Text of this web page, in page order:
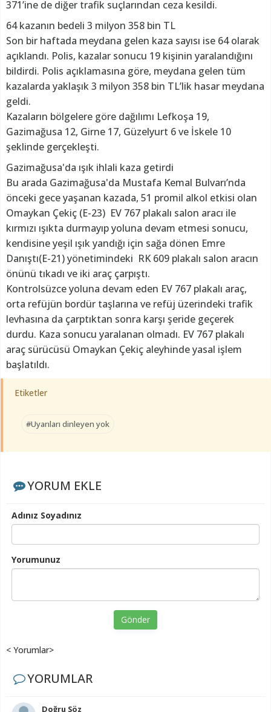
371’ine de diğer trafik suçlarından ceza kesildi.
64 kazanın bedeli 3 milyon 358 bin TL
Son bir haftada meydana gelen kaza sayısı ise 64 olarak
açıklandı. Polis, kazalar sonucu 19 kişinin yaralandığını
bildirdi. Polis açıklamasına göre, meydana gelen tüm
kazalarda yaklaşık 3 milyon 358 bin TL’lik hasar meydana
geldi.
Kazaların bölgelere göre dağılımı Lefkoşa 19,
Gazimağusa 12, Girne 17, Güzelyurt 6 ve İskele 10
şeklinde gerçekleşti.
Gazimağusa'da ışık ihlali kaza getirdi
Bu arada Gazimağusa'da Mustafa Kemal Bulvarı’nda
önceki gece yaşanan kazada, 51 promil alkol etkisi olan
Omaykan Çekiç (E-23) EV 767 plakalı salon aracı ile
kırmızı ışıkta durmayıp yoluna devam etmesi sonucu,
kendisine yeşil ışık yandığı için sağa dönen Emre
Danıştı(E-21) yönetimindeki RK 609 plakalı salon aracın
önünü tıkadı ve iki araç çarpıştı.
Kontrolsüzce yoluna devam eden EV 767 plakalı araç,
orta refüjün bordür taşlarına ve refüj üzerindeki trafik
levhasına da çarptıktan sonra karşı şeride geçerek
durdu. Kaza sonucu yaralanan olmadı. EV 767 plakalı
araç sürücüsü Omaykan Çekiç aleyhinde yasal işlem
başlatıldı.
Etiketler
#Uyarıları dinleyen yok
YORUM EKLE
Adınız Soyadınız
Yorumunuz
Gönder
< Yorumlar>
YORUMLAR
Doğru Söz